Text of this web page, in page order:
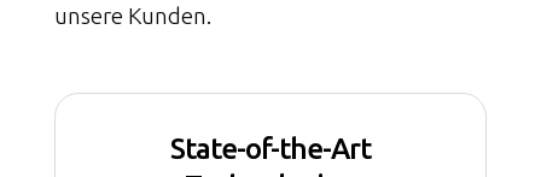
unsere Kunden.
State-of-the-Art